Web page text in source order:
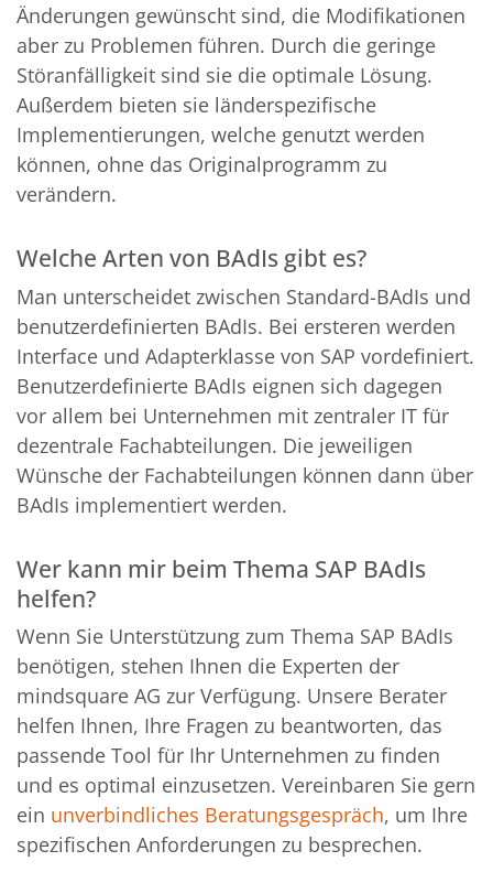
Änderungen gewünscht sind, die Modifikationen
aber zu Problemen führen. Durch die geringe
Störanfälligkeit sind sie die optimale Lösung.
Außerdem bieten sie länderspezifische
Implementierungen, welche genutzt werden
können, ohne das Originalprogramm zu
verändern.
Welche Arten von BAdIs gibt es?
Man unterscheidet zwischen Standard-BAdIs und
benutzerdefinierten BAdIs. Bei ersteren werden
Interface und Adapterklasse von SAP vordefiniert.
Benutzerdefinierte BAdIs eignen sich dagegen
vor allem bei Unternehmen mit zentraler IT für
dezentrale Fachabteilungen. Die jeweiligen
Wünsche der Fachabteilungen können dann über
BAdIs implementiert werden.
Wer kann mir beim Thema SAP BAdIs
helfen?
Wenn Sie Unterstützung zum Thema SAP BAdIs
benötigen, stehen Ihnen die Experten der
mindsquare AG zur Verfügung. Unsere Berater
helfen Ihnen, Ihre Fragen zu beantworten, das
passende Tool für Ihr Unternehmen zu finden
und es optimal einzusetzen. Vereinbaren Sie gern
ein unverbindliches Beratungsgespräch, um Ihre
spezifischen Anforderungen zu besprechen.